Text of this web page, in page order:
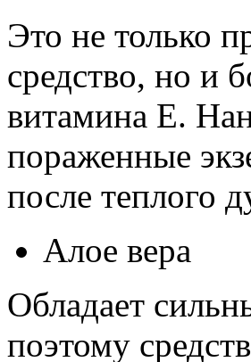
Это не только
средство, но и
витамина Е.
пораженные
после теплого
Алое вера
Обладает
поэтому